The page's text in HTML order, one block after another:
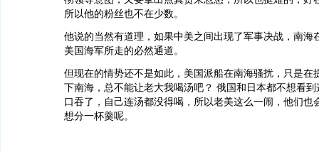
所以他的粉丝也不在少数。
他说的当然有道理，如果中美之间出现了军事决战，南海
美国海军所走的必然通道。
但现在的情势还不是如此，美国派船在南海骚扰，只是在
下南海，总不能让老大我喝汤吧？ 俄国和日本都不想看
口吞了，自己连汤都没得喝，所以老美这么一闹，他们也
想分一杯羹呢。